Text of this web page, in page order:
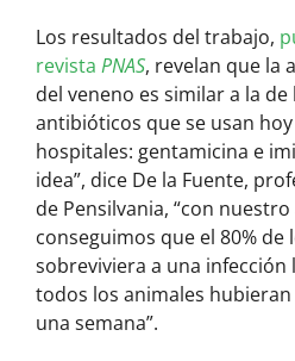
Los resultados del trabajo,
revista PNAS, revelan que la
del veneno es similar a la
antibióticos que se usan
hospitales: gentamicina e
idea”, dice De la Fuente,
de Pensilvania, “con
conseguimos que el 80% de
sobreviviera a una
todos los animales
una semana”.